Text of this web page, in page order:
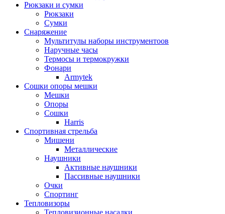
Рюкзаки и сумки
Рюкзаки
Сумки
Снаряжение
Мультитулы наборы инструментоов
Наручные часы
Термосы и термокружки
Фонари
Armytek
Сошки опоры мешки
Мешки
Опоры
Сошки
Harris
Спортивная стрельба
Мишени
Металлические
Наушники
Активные наушники
Пассивные наушники
Очки
Спортинг
Тепловизоры
Тепловизионные насадки